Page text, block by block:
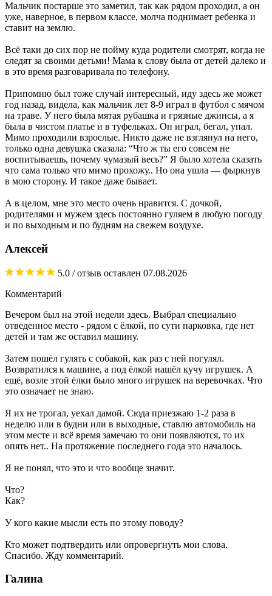
Мальчик постарше это заметил, так как рядом проходил, а он
уже, наверное, в первом классе, молча поднимает ребенка и
ставит на землю.
Всё таки до сих пор не пойму куда родители смотрят, когда не
следят за своими детьми! Мама к слову была от детей далеко и
в это время разговаривала по телефону.
Припомню был тоже случай интересный, иду здесь же может
год назад, видела, как мальчик лет 8-9 играл в футбол с мячом
на траве. У него была мятая рубашка и грязные джинсы, а я
была в чистом платье и в туфельках. Он играл, бегал, упал.
Мимо проходили взрослые. Никто даже не взглянул на него,
только одна девушка сказала: “Что ж ты его совсем не
воспитываешь, почему чумазый весь?” Я было хотела сказать
что сама только что мимо прохожу.. Но она ушла — фыркнув
в мою сторону. И такое даже бывает.
А в целом, мне это место очень нравится. С дочкой,
родителями и мужем здесь постоянно гуляем в любую погоду
и по выходным и по будням на свежем воздухе.
Алексей
5.0 / отзыв оставлен 07.08.2026
Комментарий
Вечером был на этой недели здесь. Выбрал специально
отведенное место - рядом с ёлкой, по сути парковка, где нет
детей и там же оставил машину.
Затем пошёл гулять с собакой, как раз с ней погулял.
Возвратился к машине, а под ёлкой нашёл кучу игрушек. А
ещё, возле этой ёлки было много игрушек на веревочках. Что
это означает не знаю.
Я их не трогал, уехал дамой. Сюда приезжаю 1-2 раза в
неделю или в будни или в выходные, ставлю автомобиль на
этом месте и всё время замечаю то они появляются, то их
опять нет.. На протяжение последнего года это началось.
Я не понял, что это и что вообще значит.
Что?
Как?
У кого какие мысли есть по этому поводу?
Кто может подтвердить или опровергнуть мои слова.
Спасибо. Жду комментарий.
Галина